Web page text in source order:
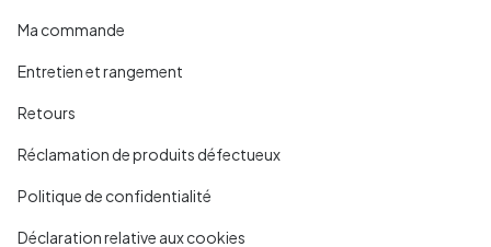
Ma commande
Entretien et rangement
Retours
Réclamation de produits défectueux
Politique de confidentialité
Déclaration relative aux cookies